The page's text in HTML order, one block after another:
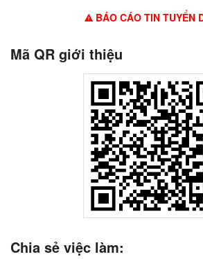
BÁO CÁO TIN TUYỂN
Mã QR giới thiệu
Chia sẻ việc làm: